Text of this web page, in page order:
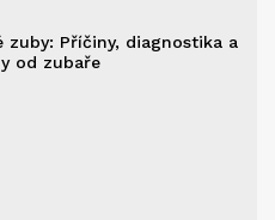
zuby: Příčiny, diagnostika a
od zubaře